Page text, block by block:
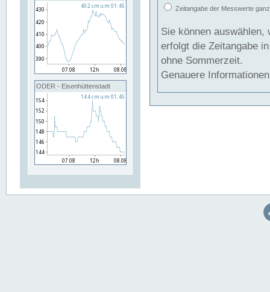
ODER - Eisenhüttenstadt
Zeitangabe der Messwerte
Sie können auswählen,
erfolgt die Zeitangabe
ohne Sommerzeit.
Genauere